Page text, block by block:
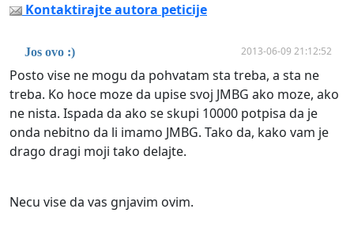
Kontaktirajte autora peticije
Jos ovo :) 2013-06-09 21:12:52
Posto vise ne mogu da pohvatam sta treba, a sta ne
treba. Ko hoce moze da upise svoj JMBG ako moze, ako
ne nista. Ispada da ako se skupi 10000 potpisa da je
onda nebitno da li imamo JMBG. Tako da, kako vam je
drago dragi moji tako delajte.
Necu vise da vas gnjavim ovim.